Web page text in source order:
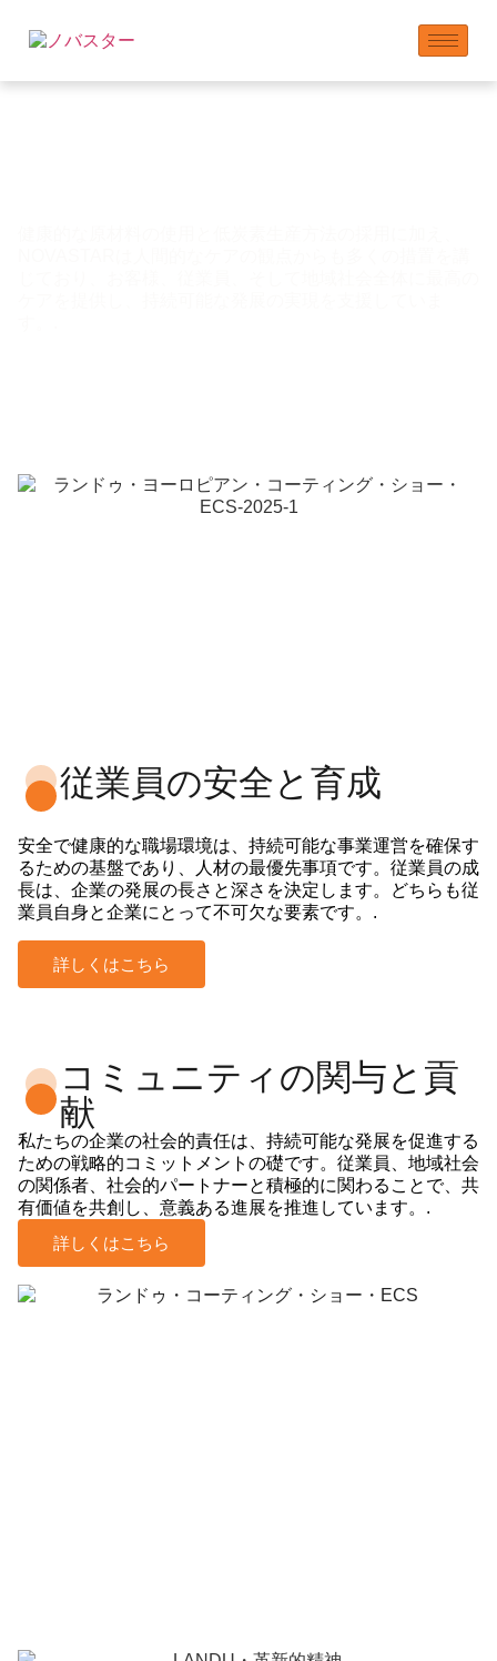
従業員の安全と育成
安全で健康的な職場環境は、持続可能な事業運営を確保す
るための基盤であり、人材の最優先事項です。従業員の成
長は、企業の発展の長さと深さを決定します。どちらも従
業員自身と企業にとって不可欠な要素です。.
詳しくはこちら
コミュニティの関与と貢
献
私たちの企業の社会的責任は、持続可能な発展を促進する
ための戦略的コミットメントの礎です。従業員、地域社会
の関係者、社会的パートナーと積極的に関わることで、共
有価値を共創し、意義ある進展を推進しています。.
詳しくはこちら